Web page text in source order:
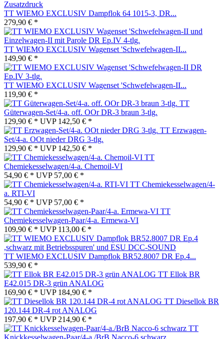
TT WIEMO EXCLUSIV Dampflok 64 1015-3, DR...
279,90 € *
TT WIEMO EXCLUSIV Wagenset 'Schwefelwagen-II...
149,90 € *
TT WIEMO EXCLUSIV Wagenset 'Schwefelwagen-II...
119,90 € *
TT
Güterwagen-Set/4-a. off. OOr DR-3 braun 3-tlg.
129,90 € * UVP 142,50 € *
TT Erzwagen-
Set/4-a. OOt nieder DRG 3-tlg.
129,90 € * UVP 142,50 € *
TT
Chemiekesselwagen/4-a. Chemoil-VI
54,90 € * UVP 57,00 € *
TT Chemiekesselwagen/4-
a. RTI-VI
54,90 € * UVP 57,00 € *
TT
Chemiekesselwagen-Paar/4-a. Ermewa-VI
109,90 € * UVP 113,00 € *
TT WIEMO EXCLUSIV Dampflok BR52.8007 DR Ep.4...
539,90 € *
TT Ellok BR
E42.015 DR-3 grün ANALOG
169,90 € * UVP 184,90 € *
TT Diesellok BR
120.144 DR-4 rot ANALOG
197,90 € * UVP 214,90 € *
TT
Knickkesselwagen-Paar/4-a./BrB Nacco-6 schwarz